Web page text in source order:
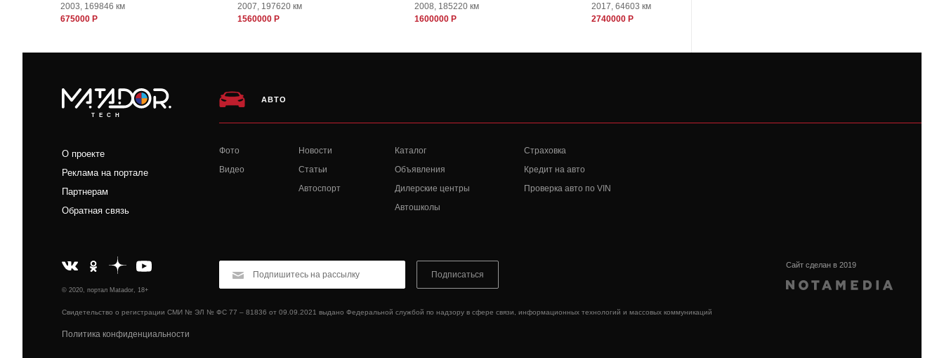
2003, 169846 км
675000 Р
2007, 197620 км
1560000 Р
2008, 185220 км
1600000 Р
2017, 64603 км
2740000 Р
TECH
О проекте
Реклама на портале
Партнерам
Обратная связь
АВТО
Фото
Видео
Новости
Статьи
Автоспорт
Каталог
Объявления
Дилерские центры
Автошколы
Страховка
Кредит на авто
Проверка авто по VIN
© 2020, портал Matador, 18+
Свидетельство о регистрации СМИ № ЭЛ № ФС 77 – 81836 от 09.09.2021 выдано Федеральной службой по надзору в сфере связи, информационных технологий и массовых коммуникаций
Политика конфиденциальности
Подписаться
Сайт сделан в 2019